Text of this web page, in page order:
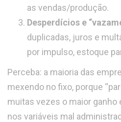
as vendas/produção.
Desperdícios e
duplicadas, juros e
por impulso, estoque
Perceba: a maioria das
mexendo no fixo, porque
muitas vezes o maior
nos variáveis mal